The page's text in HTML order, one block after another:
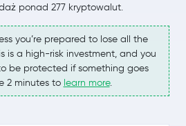
ponad 277 kryptowalut.
you’re prepared to lose all the
is a high-risk investment, and you
be protected if something goes
2 minutes to learn more.